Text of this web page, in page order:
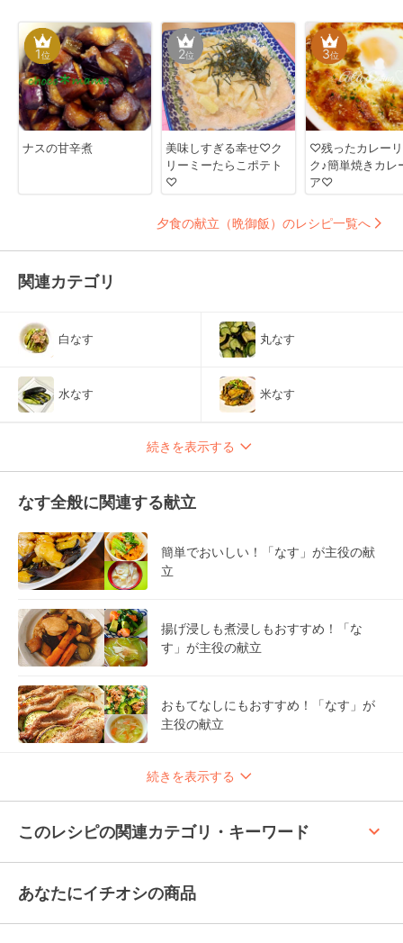
1位
ナスの甘辛煮
2位
美味しすぎる幸せ♡ク
リーミーたらこポテト
♡
3位
♡残ったカレー
ク♪簡単焼きカレ
ア♡
夕食の献立（晩御飯）のレシピ一覧へ
関連カテゴリ
白なす 丸なす
水なす 米なす
続きを表示する
なす全般に関連する献立
簡単でおいしい！「なす」が主役の献
立
揚げ浸しも煮浸しもおすすめ！「な
す」が主役の献立
おもてなしにもおすすめ！「なす」が
主役の献立
続きを表示する
このレシピの関連カテゴリ・キーワード keyboard_arrow_up
あなたにイチオシの商品